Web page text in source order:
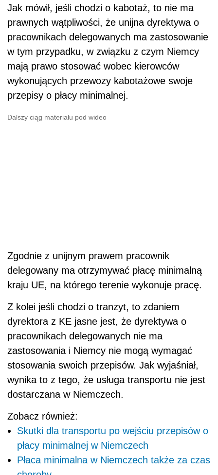
Jak mówił, jeśli chodzi o kabotaż, to nie ma
prawnych wątpliwości, że unijna dyrektywa o
pracownikach delegowanych ma zastosowanie
w tym przypadku, w związku z czym Niemcy
mają prawo stosować wobec kierowców
wykonujących przewozy kabotażowe swoje
przepisy o płacy minimalnej.
Dalszy ciąg materiału pod wideo
Zgodnie z unijnym prawem pracownik
delegowany ma otrzymywać płacę minimalną
kraju UE, na którego terenie wykonuje pracę.
Z kolei jeśli chodzi o tranzyt, to zdaniem
dyrektora z KE jasne jest, że dyrektywa o
pracownikach delegowanych nie ma
zastosowania i Niemcy nie mogą wymagać
stosowania swoich przepisów. Jak wyjaśniał,
wynika to z tego, że usługa transportu nie jest
dostarczana w Niemczech.
Zobacz również:
Skutki dla transportu po wejściu przepisów o
płacy minimalnej w Niemczech
Płaca minimalna w Niemczech także za czas